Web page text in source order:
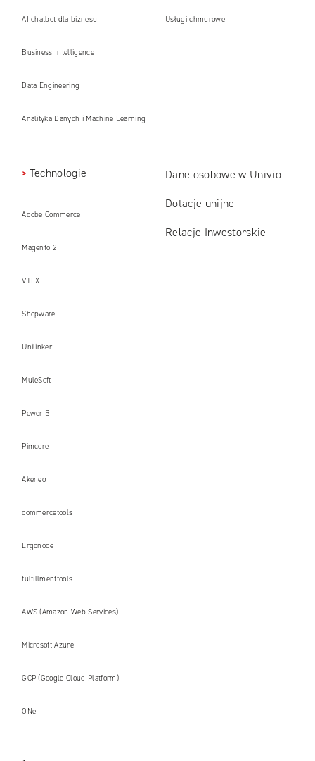
AI chatbot dla biznesu
Business Intelligence
Data Engineering
Analityka Danych i Machine Learning
Usługi chmurowe
Technologie
Adobe Commerce
Magento 2
VTEX
Shopware
Unilinker
MuleSoft
Power BI
Pimcore
Akeneo
commercetools
Ergonode
fulfillmenttools
AWS (Amazon Web Services)
Microsoft Azure
GCP (Google Cloud Platform)
ONe
Dane osobowe w Univio
Dotacje unijne
Relacje Inwestorskie